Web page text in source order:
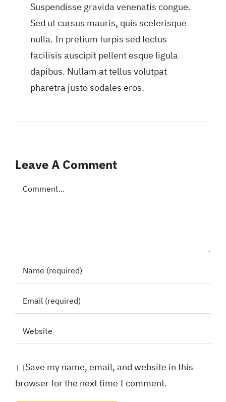
Suspendisse gravida venenatis congue.
Sed ut cursus mauris, quis scelerisque
nulla. In pretium turpis sed lectus
facilisis auscipit pellent esque ligula
dapibus. Nullam at tellus volutpat
pharetra justo sodales eros.
Leave A Comment
Comment
Save my name, email, and website in this
browser for the next time I comment.